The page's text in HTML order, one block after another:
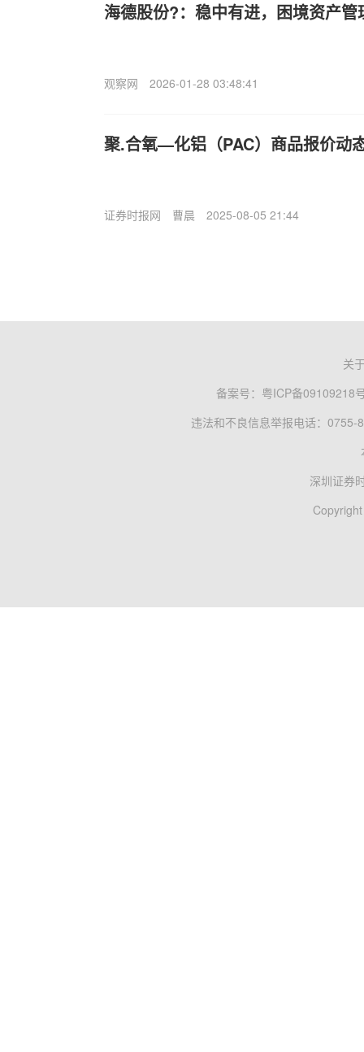
海德股份?：稳中有进，困境资产
观察网 2026-01-28 03:48:41
聚.合氧—化铝（PAC）商品报价动
证券时报网 曹晨 2025-08-05 21:44
关
备案号： 粤ICP备09109218
违法和不良信息举报电话：0755-
深圳证券